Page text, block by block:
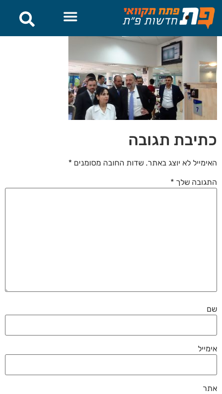
לתוכן
כתיבת תגובה
האימייל לא יוצג באתר. שדות החובה מסומנים *
התגובה שלך *
שם
אימייל
אתר